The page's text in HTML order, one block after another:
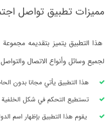
مميزات تطبيق تواصل
هذا التطبيق يتميز بتقديمه
لجميع وسائل وأنواع الاتصال
هذا التطبيق يأتي مجانا بدون
تستطيع التحكم في شكل الخلفية
يقوم هذا التطبيق بإظهار اسم